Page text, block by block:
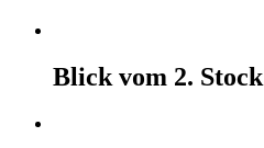
Blick vom 2. Stock